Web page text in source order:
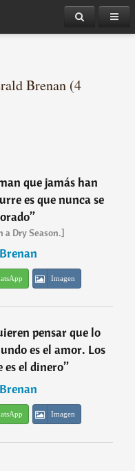
Brenan (4
que jamás han
es que nunca se
”
a Dry Season.]
Imagen
pensar que lo
es el amor. Los
es el dinero”
Imagen